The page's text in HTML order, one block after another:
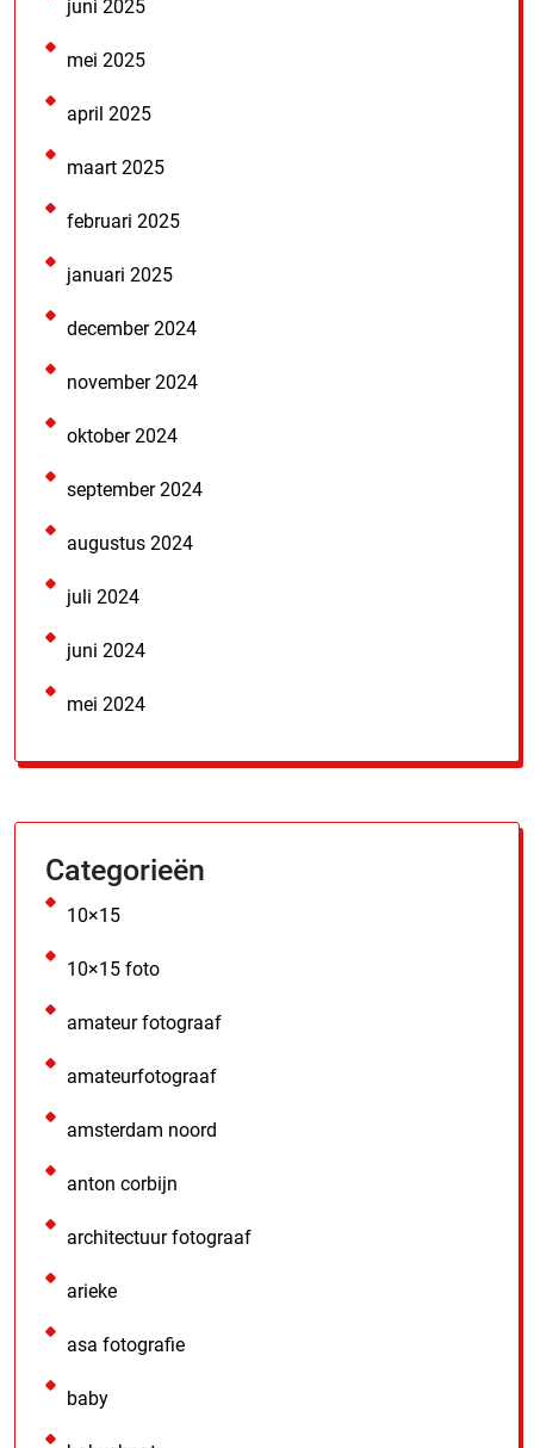
juni 2025
mei 2025
april 2025
maart 2025
februari 2025
januari 2025
december 2024
november 2024
oktober 2024
september 2024
augustus 2024
juli 2024
juni 2024
mei 2024
Categorieën
10×15
10×15 foto
amateur fotograaf
amateurfotograaf
amsterdam noord
anton corbijn
architectuur fotograaf
arieke
asa fotografie
baby